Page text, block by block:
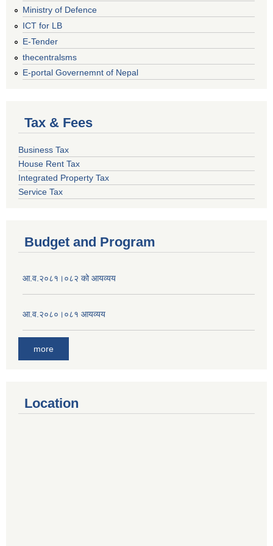
Ministry of Defence
ICT for LB
E-Tender
thecentralsms
E-portal Governemnt of Nepal
Tax & Fees
Business Tax
House Rent Tax
Integrated Property Tax
Service Tax
Budget and Program
आ.व.२०८१।०८२ को आयव्यय
आ.व.२०८०।०८१ आयव्यय
more
Location